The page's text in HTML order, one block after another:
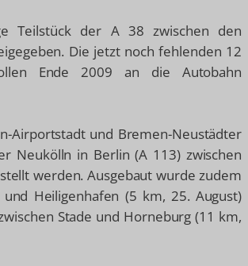
Teilstück der A 38 zwischen den
Die jetzt noch fehlenden 12
Ende 2009 an die Autobahn
Airportstadt und Bremen-Neustädter
Neukölln in Berlin (A 113) zwischen
werden. Ausgebaut wurde zudem
Heiligenhafen (5 km, 25. August)
Stade und Horneburg (11 km,